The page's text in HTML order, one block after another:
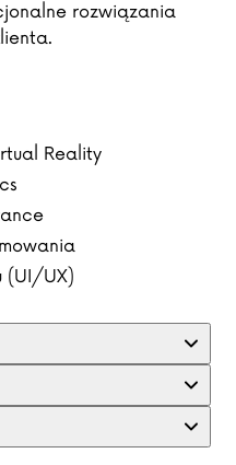
rozwiązania
Reality
(UI/UX)